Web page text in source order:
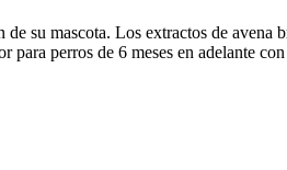
de su mascota. Los extractos de avena
para perros de 6 meses en adelante